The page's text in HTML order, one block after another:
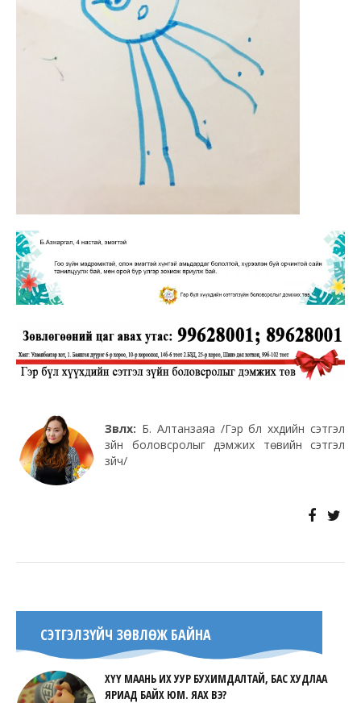
Зөвлөх: Б. Алтанзаяа /Гэр бүл хүүхдийн сэтгэл
зүйн боловсролыг дэмжих төвийн сэтгэл
зүйч/
СЭТГЭЛЗҮЙЧ ЗӨВЛӨЖ БАЙНА
ХҮҮ МААНЬ ИХ УУР БУХИМДАЛТАЙ, БАС ХУДЛАА
ЯРИАД БАЙХ ЮМ. ЯАХ ВЭ?